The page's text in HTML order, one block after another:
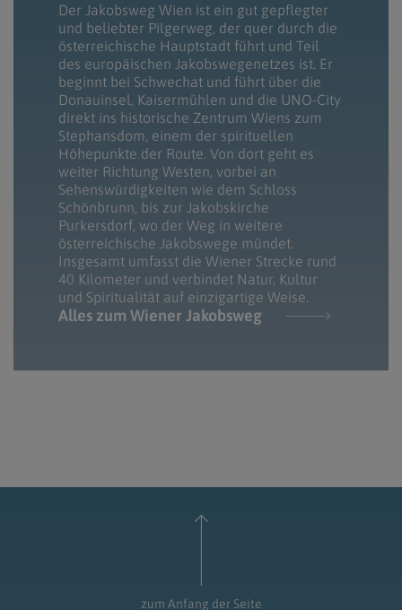
Der Jakobsweg Wien ist ein gut gepflegter
und beliebter Pilgerweg, der quer durch die
österreichische Hauptstadt führt und Teil
des europäischen Jakobswegenetzes ist. Er
beginnt bei Schwechat und führt über die
Donauinsel, Kaisermühlen und die UNO-City
direkt ins historische Zentrum Wiens zum
Stephansdom, einem der spirituellen
Höhepunkte der Route. Von dort geht es
weiter Richtung Westen, vorbei an
Sehenswürdigkeiten wie dem Schloss
Schönbrunn, bis zur Jakobskirche
Purkersdorf, wo der Weg in weitere
österreichische Jakobswege mündet.
Insgesamt umfasst die Wiener Strecke rund
40 Kilometer und verbindet Natur, Kultur
und Spiritualität auf einzigartige Weise.
Alles zum Wiener Jakobsweg
zum Anfang der Seite